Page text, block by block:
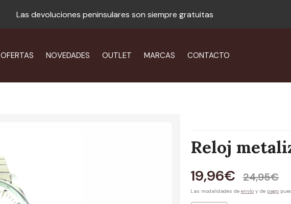
Las devoluciones peninsulares son siempre gratuitas
OFERTAS NOVEDADES OUTLET MARCAS CONTACTO
Reloj
19,96€ 24,95€
Las modalidades de envío y de pago